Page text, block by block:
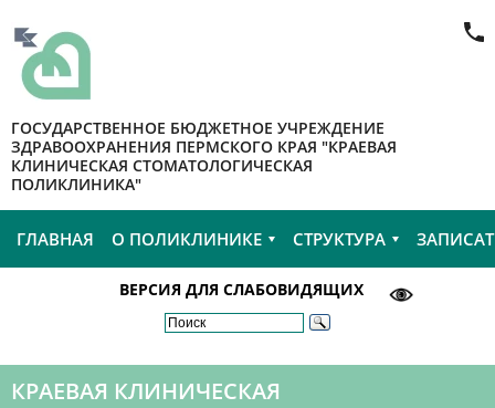
ГОСУДАРСТВЕННОЕ БЮДЖЕТНОЕ УЧРЕЖДЕНИЕ
ЗДРАВООХРАНЕНИЯ ПЕРМСКОГО КРАЯ "КРАЕВАЯ
КЛИНИЧЕСКАЯ СТОМАТОЛОГИЧЕСКАЯ
ПОЛИКЛИНИКА"
ГЛАВНАЯ О ПОЛИКЛИНИКЕ СТРУКТУРА
ВЕРСИЯ ДЛЯ СЛАБОВИДЯЩИХ
КРАЕВАЯ КЛИНИЧЕСКАЯ